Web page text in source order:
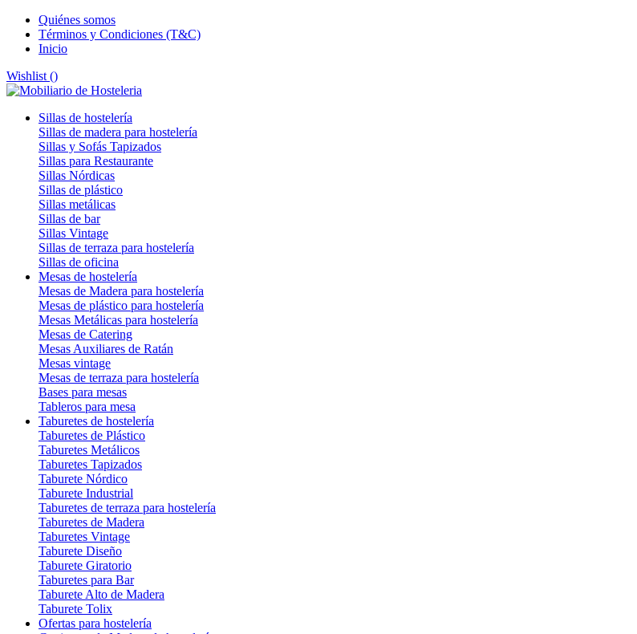
Quiénes somos
Términos y Condiciones (T&C)
Inicio
Wishlist ()
Sillas de hostelería
Sillas de madera para hostelería
Sillas y Sofás Tapizados
Sillas para Restaurante
Sillas Nórdicas
Sillas de plástico
Sillas metálicas
Sillas de bar
Sillas Vintage
Sillas de terraza para hostelería
Sillas de oficina
Mesas de hostelería
Mesas de Madera para hostelería
Mesas de plástico para hostelería
Mesas Metálicas para hostelería
Mesas de Catering
Mesas Auxiliares de Ratán
Mesas vintage
Mesas de terraza para hostelería
Bases para mesas
Tableros para mesa
Taburetes de hostelería
Taburetes de Plástico
Taburetes Metálicos
Taburetes Tapizados
Taburete Nórdico
Taburete Industrial
Taburetes de terraza para hostelería
Taburetes de Madera
Taburetes Vintage
Taburete Diseño
Taburete Giratorio
Taburetes para Bar
Taburete Alto de Madera
Taburete Tolix
Ofertas para hostelería